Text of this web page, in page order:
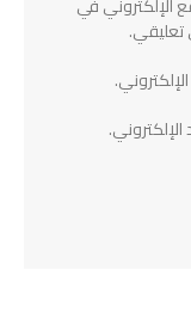
تعليقي.